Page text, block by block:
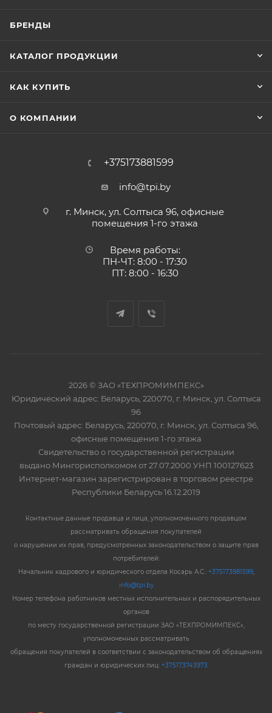
БРЕНДЫ
КАТАЛОГ ПРОДУКЦИИ
КАК КУПИТЬ
О КОМПАНИИ
+375173881599
info@tpi.by
г. Минск, ул. Солтыса 96, офисные
помещения 1-го этажа
Время работы:
ПН-ЧТ: 8:00 - 17:30
ПТ: 8:00 - 16:30
2026 © ЗАО «ТЕХПРОМИМПЕКС»
Юридический адрес: Беларусь, 220070, г. Минск, ул. Солтыса
96
Почтовый адрес: Беларусь, 220070, г. Минск, ул. Солтыса 96,
офисные помещения 1-го этажа
Свидетельство о государственной регистрации
выдано Мингорисполкомом от 27.07.2000 УНП 100127623
Интернет-магазин зарегистрирован в торговом реестре
Республики Беларусь 16.12.2019
Контактные данные продавца и лица, уполномоченного продавцом
рассматривать обращения покупателей
о нарушении их прав, предусмотренных законодательством о защите прав
потребителей:
Начальник кадрового и юридического отдела Косарь А.С.: +375173881599,
info@tpi.by
Номер телефона работников местных исполнительных и распорядительных
органов
по месту государственной регистрации ЗАО «ТЕХПРОМИМПЕКС»,
уполномоченных рассматривать
обращения покупателей в соответствии с законодательством об обращениях
граждан и юридических лиц: +375173743973